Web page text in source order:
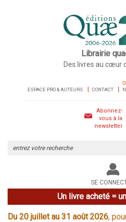
Librairie
Des livres au cœur
ESPACE PRO & AUTEURS CONTACT
Abonnez-
vous à la
newsletter
le
site
SE
Un livre acheté =
Du 20 juillet au 31 août 2026,